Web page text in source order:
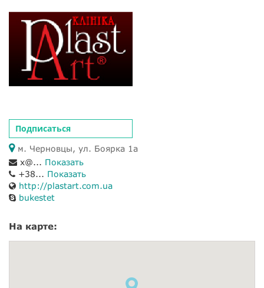
Подписаться
м. Черновцы, ул. Боярка 1а
x@... Показать
+38... Показать
http://plastart.com.ua
bukestet
На карте: